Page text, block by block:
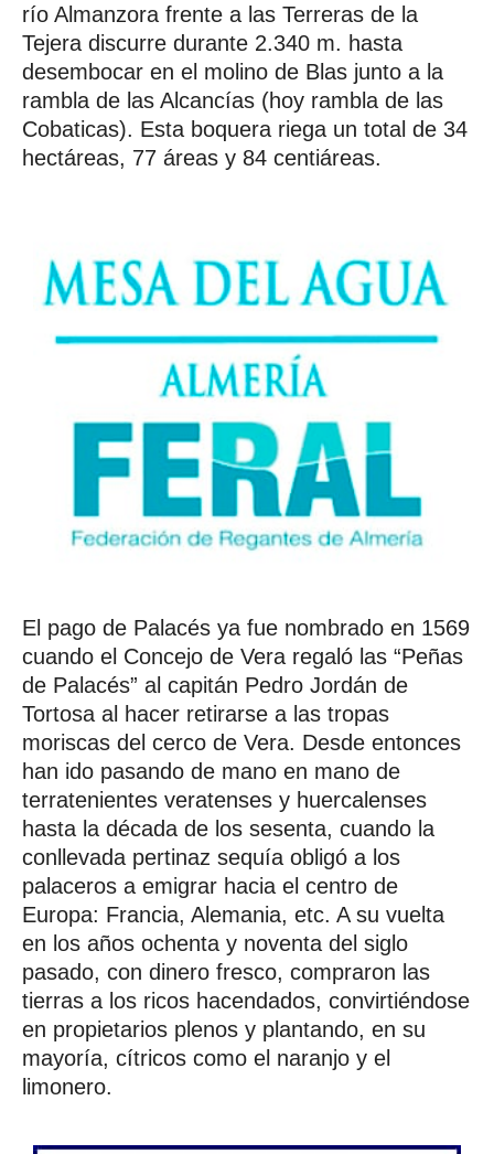
río Almanzora frente a las Terreras de la
Tejera discurre durante 2.340 m. hasta
desembocar en el molino de Blas junto a la
rambla de las Alcancías (hoy rambla de las
Cobaticas). Esta boquera riega un total de 34
hectáreas, 77 áreas y 84 centiáreas.
El pago de Palacés ya fue nombrado en 1569
cuando el Concejo de Vera regaló las “Peñas
de Palacés” al capitán Pedro Jordán de
Tortosa al hacer retirarse a las tropas
moriscas del cerco de Vera. Desde entonces
han ido pasando de mano en mano de
terratenientes veratenses y huercalenses
hasta la década de los sesenta, cuando la
conllevada pertinaz sequía obligó a los
palaceros a emigrar hacia el centro de
Europa: Francia, Alemania, etc. A su vuelta
en los años ochenta y noventa del siglo
pasado, con dinero fresco, compraron las
tierras a los ricos hacendados, convirtiéndose
en propietarios plenos y plantando, en su
mayoría, cítricos como el naranjo y el
limonero.